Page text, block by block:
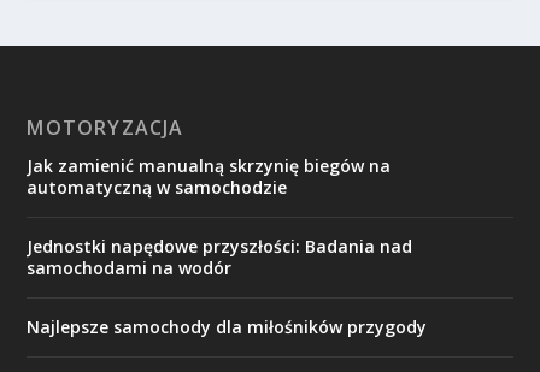
MOTORYZACJA
Jak zamienić manualną skrzynię biegów na
automatyczną w samochodzie
Jednostki napędowe przyszłości: Badania nad
samochodami na wodór
Najlepsze samochody dla miłośników przygody